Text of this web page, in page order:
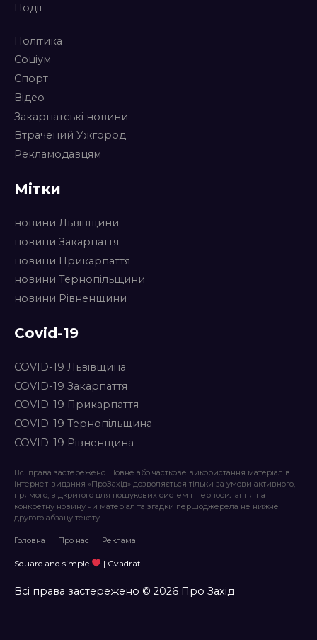
Події
Політика
Соціум
Спорт
Відео
Закарпатські новини
Втрачений Ужгород
Рекламодавцям
Мітки
новини Львівщини
новини Закарпаття
новини Прикарпаття
новини Тернопільщини
новини Рівненщини
Covid-19
COVID-19 Львівщина
COVID-19 Закарпаття
COVID-19 Прикарпаття
COVID-19 Тернопільщина
COVID-19 Рівненщина
Всі права застережено. Повне або часткове використання матеріалів
інтернет-видання «ПроЗахід» дозволяється тільки за умови активного,
прямого, відкритого для пошукових систем гіперпосилання на
конкретну новину чи матеріал та згадки першоджерела не нижче
другого абзацу тексту.
Головна Про нас Реклама
Square and simple | Cvadrat
Всі права застережено © 2026 Про Захід